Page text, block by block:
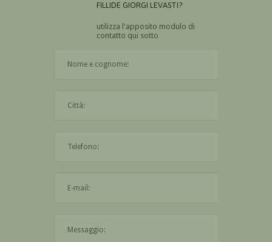
FILLIDE GIORGI LEVASTI?
utilizza l'apposito modulo di
contatto qui sotto